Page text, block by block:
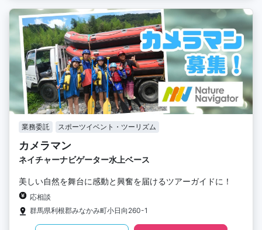
業務委託 スポーツイベント・ツーリズム
カメラマン
ネイチャーナビゲーター水上ベース
美しい自然を舞台に感動と興奮を届けるツアーガイドに！
応相談
群馬県利根郡みなかみ町小日向260-1